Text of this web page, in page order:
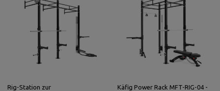
Rig-Station zur
Käfig Power Rack MFT-RIG-04 -